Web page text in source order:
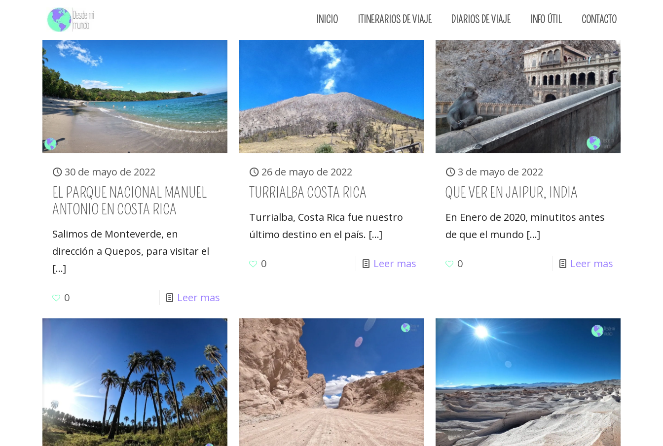
INICIO ITINERARIOS DE VIAJE DIARIOS DE VIAJE INFO ÚTIL CONTACTO
30 de mayo de 2022
EL PARQUE NACIONAL MANUEL
ANTONIO EN COSTA RICA
Salimos de Monteverde, en
dirección a Quepos, para visitar el
[…]
0 Leer mas
26 de mayo de 2022
TURRIALBA COSTA RICA
Turrialba, Costa Rica fue nuestro
último destino en el país. […]
0 Leer mas
3 de mayo de 2022
QUE VER EN JAIPUR, INDIA
En Enero de 2020, minutitos antes
de que el mundo […]
0 Leer mas